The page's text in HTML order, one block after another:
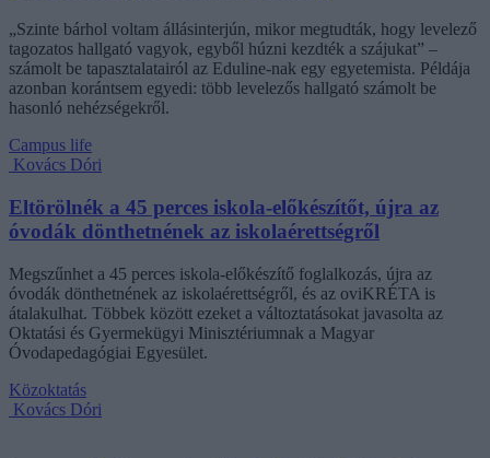
„Szinte bárhol voltam állásinterjún, mikor megtudták, hogy levelező
tagozatos hallgató vagyok, egyből húzni kezdték a szájukat” –
számolt be tapasztalatairól az Eduline-nak egy egyetemista. Példája
azonban korántsem egyedi: több levelezős hallgató számolt be
hasonló nehézségekről.
Campus life
Kovács Dóri
Eltörölnék a 45 perces iskola-előkészítőt, újra az
óvodák dönthetnének az iskolaérettségről
Megszűnhet a 45 perces iskola-előkészítő foglalkozás, újra az
óvodák dönthetnének az iskolaérettségről, és az oviKRÉTA is
átalakulhat. Többek között ezeket a változtatásokat javasolta az
Oktatási és Gyermekügyi Minisztériumnak a Magyar
Óvodapedagógiai Egyesület.
Közoktatás
Kovács Dóri